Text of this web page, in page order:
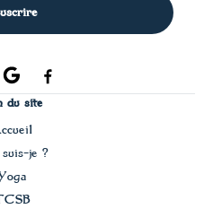
du site
je ?